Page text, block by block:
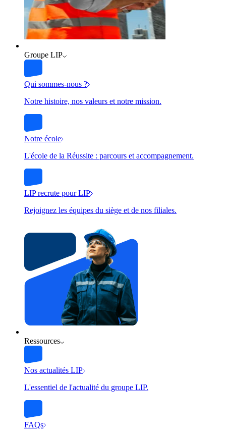
Groupe LIP
Qui sommes-nous ?
Notre histoire, nos valeurs et notre mission.
Notre école
L'école de la Réussite : parcours et accompagnement.
LIP recrute pour LIP
Rejoignez les équipes du siège et de nos filiales.
Ressources
Nos actualités LIP
L'essentiel de l'actualité du groupe LIP.
FAQs